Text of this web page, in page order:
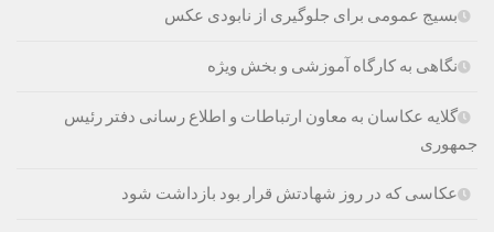
بسیج عمومی برای جلوگیری از نابودی عکس‌
نگاهی به کارگاه آموزشی و بخش ویژه
گلایه عکاسان به معاون ارتباطات و اطلاع رسانی دفتر رئیس
جمهوری
عکاسی که در روز شهادتش قرار بود بازداشت شود